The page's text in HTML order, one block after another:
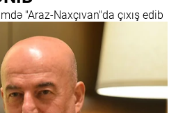
"Araz-Naxçıvan"da çıxış edib